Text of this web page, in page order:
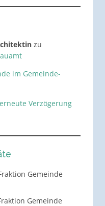
zu
im Gemeinde-
Verzögerung
Gemeinde
Gemeinde